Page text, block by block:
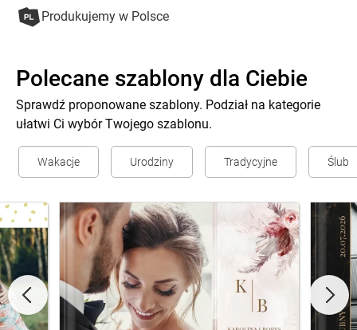
Produkujemy w Polsce
Polecane szablony dla Ciebie
Sprawdź proponowane szablony. Podział na kategorie
ułatwi Ci wybór Twojego szablonu.
Wakacje Urodziny Tradycyjne Ślub